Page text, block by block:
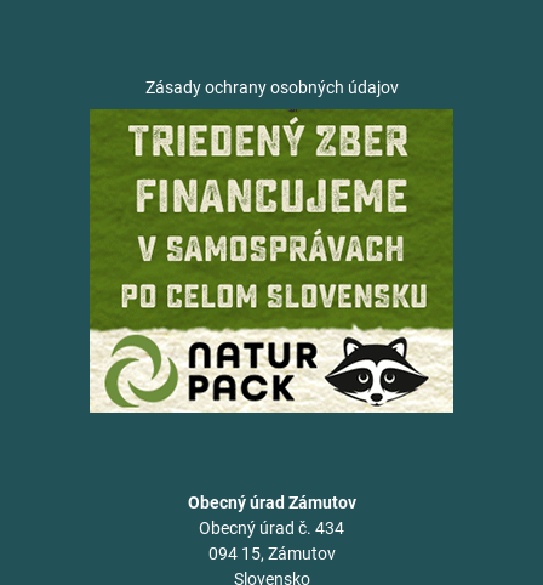
Zásady ochrany osobných údajov
Obecný úrad Zámutov
Obecný úrad č. 434
094 15, Zámutov
Slovensko